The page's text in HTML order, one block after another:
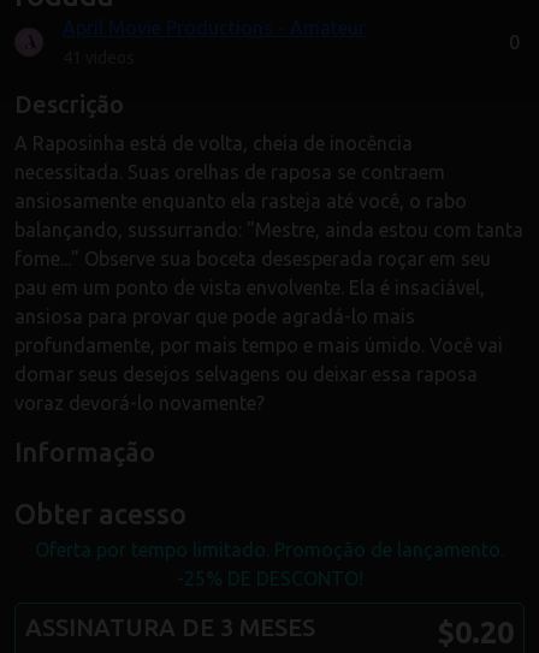
April Movie Productions - Amateur
0
Descrição
A Raposinha está de volta, cheia de inocência
necessitada. Suas orelhas de raposa se contraem
ansiosamente enquanto ela rasteja até você, o rabo
balançando, sussurrando: "Mestre, ainda estou com tanta
fome..." Observe sua boceta desesperada roçar em seu
pau em um ponto de vista envolvente. Ela é insaciável,
ansiosa para provar que pode agradá-lo mais
profundamente, por mais tempo e mais úmido. Você vai
domar seus desejos selvagens ou deixar essa raposa
voraz devorá-lo novamente?
Informação
Obter acesso
Oferta por tempo limitado. Promoção de lançamento.
-25% DE DESCONTO!
ASSINATURA DE 3 MESES $0.20